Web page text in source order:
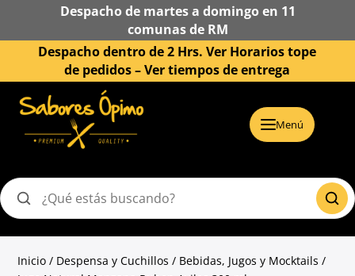
Despacho de martes a domingo en 11
comunas de RM
Despacho dentro de 2 Hrs. Ver Horarios tope
de pedidos –Ver tiempos de entrega
Menú
Buscar
Inicio / Despensa y Cuchillos / Bebidas, Jugos y Mocktails /